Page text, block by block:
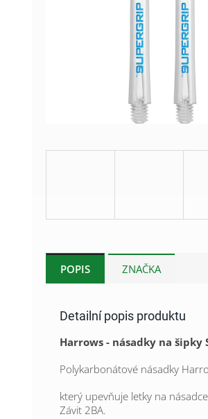
POPIS ZNAČKA
Detailní popis produktu
Harrows - násadky na
Polykarbonátové násadky
který upevňuje letky na
Závit 2BA.